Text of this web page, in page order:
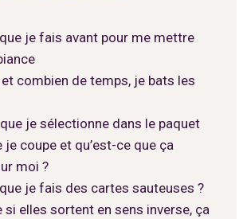
que je fais avant pour me mettre
combien de temps, je bats les
je sélectionne dans le paquet
je coupe et qu’est-ce que ça
moi ?
que je fais des cartes sauteuses ?
si elles sortent en sens inverse, ça